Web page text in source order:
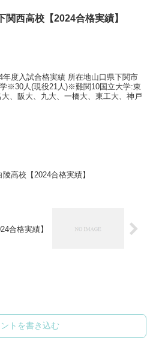
関西高校【2024合格実績】
度入試合格実績 所在地山口県下関市
※30人(現役21人)※難関10国立大学:東
、阪大、九大、一橋大、東工大、神戸
陵高校【2024合格実績】
合格実績】
トを書き込む